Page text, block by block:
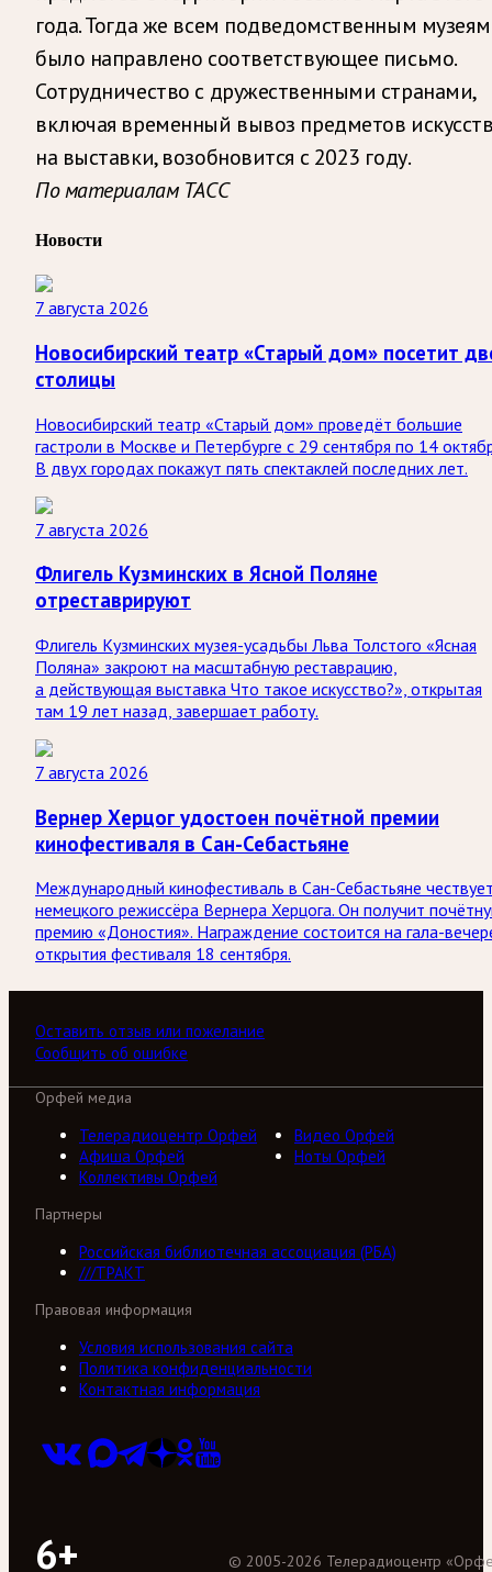
года. Тогда же всем подведомственным музеям
было направлено соответствующее письмо.
Сотрудничество с дружественными странами,
включая временный вывоз предметов
на выставки, возобновится с 2023 году.
По материалам ТАСС
Новости
7 августа 2026
Новосибирский театр «Старый дом» посетит
столицы
Новосибирский театр «Старый дом» проведёт большие
гастроли в Москве и Петербурге с 29 сентября по 14
В двух городах покажут пять спектаклей последних лет.
7 августа 2026
Флигель Кузминских в Ясной Поляне
отреставрируют
Флигель Кузминских музея-усадьбы Льва Толстого «Ясная
Поляна» закроют на масштабную реставрацию,
а действующая выставка Что такое искусство?», открытая
там 19 лет назад, завершает работу.
7 августа 2026
Вернер Херцог удостоен почётной премии
кинофестиваля в Сан-Себастьяне
Международный кинофестиваль в Сан-Себастьяне
немецкого режиссёра Вернера Херцога. Он получит
премию «Доностия». Награждение состоится на гала-
открытия фестиваля 18 сентября.
Оставить отзыв или пожелание
Сообщить об ошибке
Орфей медиа
Телерадиоцентр Орфей
Видео Орфей
Афиша Орфей
Ноты Орфей
Коллективы Орфей
Партнеры
Российская библиотечная ассоциация (РБА)
///ТРАКТ
Правовая информация
Условия использования сайта
Политика конфиденциальности
Контактная информация
6+ © 2005-2026 Телерадиоцентр